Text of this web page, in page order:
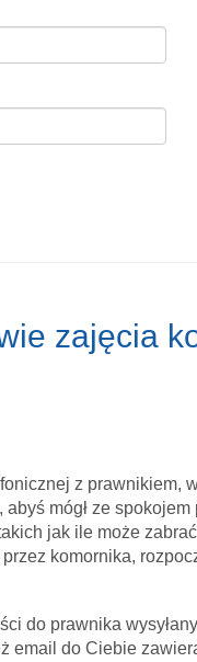
zajęcia
z prawnikiem,
mógł ze
jak ile może
komornika,
do prawnika
email do Ciebie